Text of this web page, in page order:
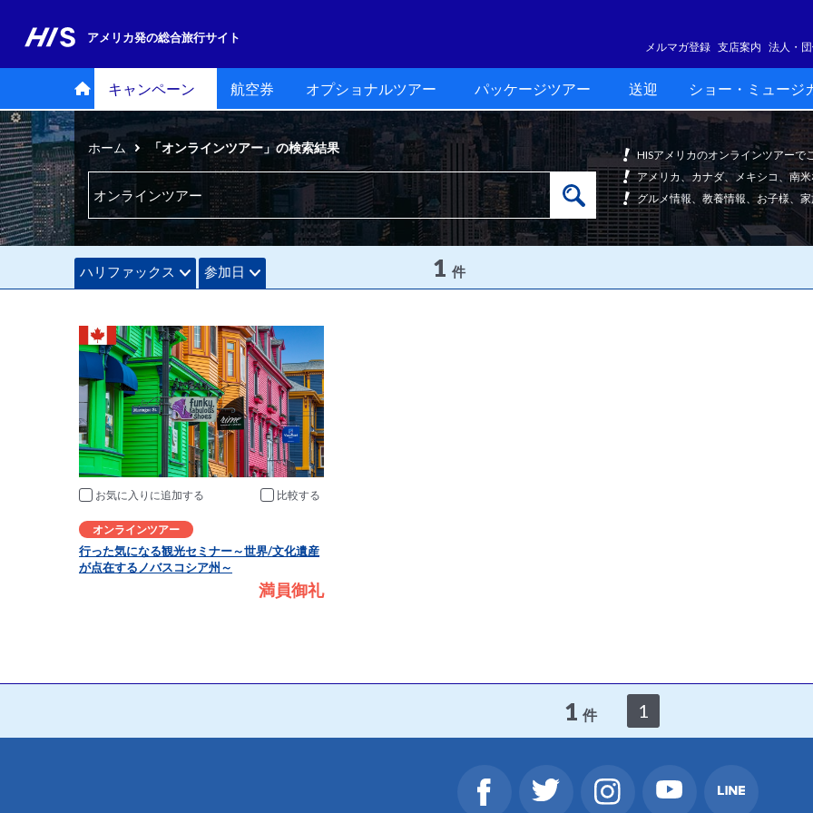
アメリカ発の総合旅行サイト
メルマガ登録 支店案内 法人・
キャンペーン 航空券 オプショナルツアー パッケージツアー 送迎 ショー・ミュージ
ホーム 「オンラインツアー」の検索結果
HISアメリカのオンラインツアーで
アメリカ、カナダ、メキシコ、南
グルメ情報、教養情報、お子様、
ハリファックス 参加日 1 件
お気に入りに追加 比較
オンラインツアー
行った気になる観光セミナー～世界/文化遺産
が点在するノバスコシア州～
満員御礼
1 件 1